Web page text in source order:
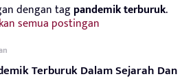
dengan tagpandemik terburuk.
semua postingan
Terburuk Dalam Sejarah Dan